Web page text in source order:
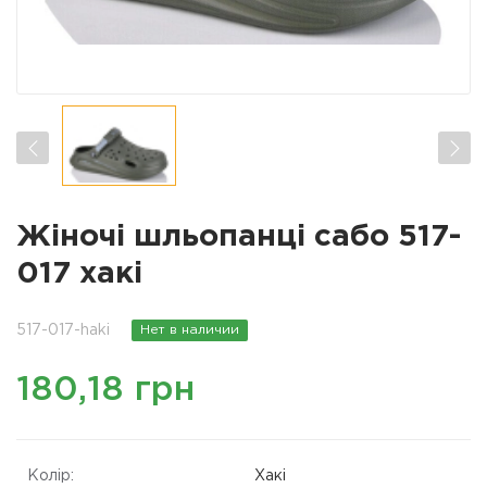
Жіночі шльопанці сабо 517-
017 хакі
517-017-haki Нет в наличии
180,18 грн
Колір: Хакі